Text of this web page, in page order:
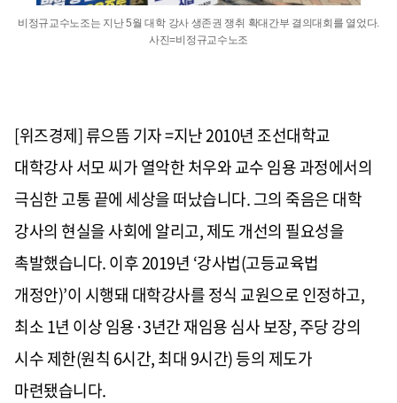
비정규교수노조는 지난 5월 대학 강사 생존권 쟁취 확대간부 결의대회를 열었다.
사진=비정규교수노조
[위즈경제] 류으뜸 기자 =지난 2010년 조선대학교
대학강사 서모 씨가 열악한 처우와 교수 임용 과정에서의
극심한 고통 끝에 세상을 떠났습니다. 그의 죽음은 대학
강사의 현실을 사회에 알리고, 제도 개선의 필요성을
촉발했습니다. 이후 2019년 ‘강사법(고등교육법
개정안)’이 시행돼 대학강사를 정식 교원으로 인정하고,
최소 1년 이상 임용·3년간 재임용 심사 보장, 주당 강의
시수 제한(원칙 6시간, 최대 9시간) 등의 제도가
마련됐습니다.